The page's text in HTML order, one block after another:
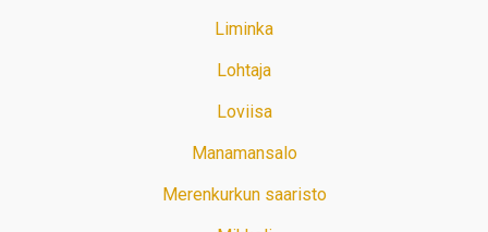
Liminka
Lohtaja
Loviisa
Manamansalo
Merenkurkun saaristo